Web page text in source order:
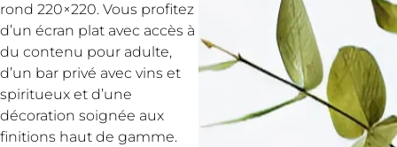
rond 220×220. Vous profitez
d’un écran plat avec accès à
du contenu pour adulte,
d’un bar privé avec vins et
spiritueux et d’une
décoration soignée aux
finitions haut de gamme.